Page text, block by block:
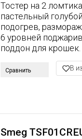
Тостер на 2
пастельный
подогрев,
6 уровней
поддон для крошек.
Сравнить В
Smeg